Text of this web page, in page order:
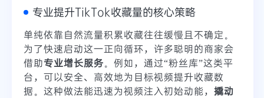
专业提升TikTok收藏量的核心策略
单纯依靠自然流量积累收藏往往缓慢且不确定。
为了快速启动这一正向循环，许多聪明的商家会
借助专业增长服务。例如，通过“粉丝库”这类平
台，可以安全、高效地为目标视频提升收藏数
据。这种做法能迅速为视频注入初始动能， 撬动